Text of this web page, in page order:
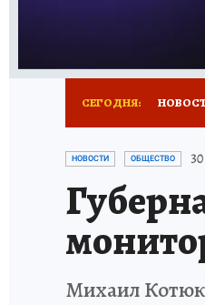
СЕГОДНЯ:
ОТДЫХ
НОВОСТИ ОБЩЕСТВО
Михаил